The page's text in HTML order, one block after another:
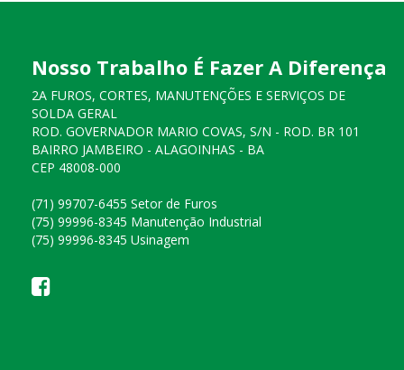
Nosso Trabalho É Fazer A Diferença
2A FUROS, CORTES, MANUTENÇÕES E SERVIÇOS DE
SOLDA GERAL
ROD. GOVERNADOR MARIO COVAS, S/N - ROD. BR 101
BAIRRO JAMBEIRO - ALAGOINHAS - BA
CEP 48008-000
(71) 99707-6455 Setor de Furos
(75) 99996-8345 Manutenção Industrial
(75) 99996-8345 Usinagem